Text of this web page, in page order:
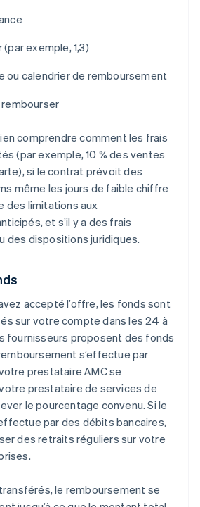
exemple, 1,3)
ou calendrier de remboursement
comprendre comment les frais
(par exemple, 10 % des ventes
si le contrat prévoit des
même les jours de faible chiffre
des limitations aux
et s’il y a des frais
des dispositions juridiques.
accepté l’offre, les fonds sont
sur votre compte dans les 24 à
fournisseurs proposent des fonds
s’effectue par
prestataire AMC se
prestataire de services de
le pourcentage convenu. Si le
par des débits bancaires,
des retraits réguliers sur votre
le remboursement se